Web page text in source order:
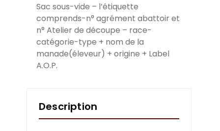
Sac sous-vide – l’étiquette
comprends-n° agrément abattoir et
n° Atelier de découpe – race-
catégorie-type + nom de la
manade(éleveur) + origine + Label
A.O.P.
Description